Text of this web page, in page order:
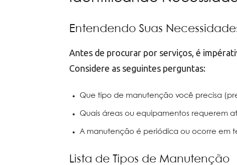
Entendendo Suas
Antes de procurar por serviços, é
Considere as seguintes perguntas:
Que tipo de manutenção você precisa
Quais áreas ou equipamentos requerem
A manutenção é periódica ou ocorre em
Lista de Tipos de Manutenção